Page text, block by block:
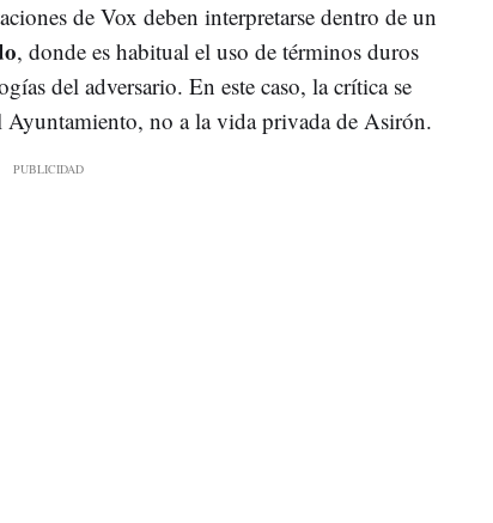
de Vox deben interpretarse dentro de un
, donde es habitual el uso de términos duros
del adversario. En este caso, la crítica se
no a la vida privada de Asirón.